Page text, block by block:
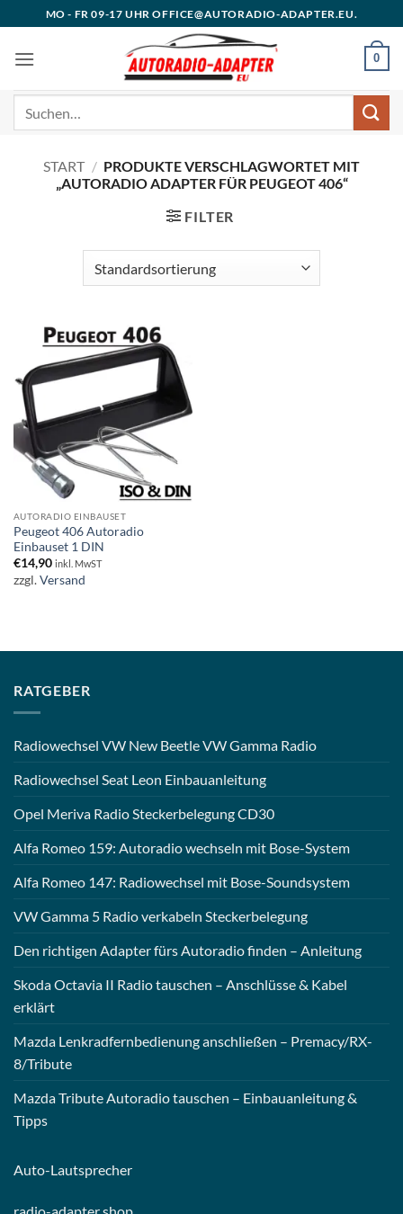
Inhalt
springen
MO - FR 09-17 UHR OFFICE@AUTORADIO-ADAPTER.EU.
0
START / PRODUKTE VERSCHLAGWORTET MIT
„AUTORADIO ADAPTER FÜR PEUGEOT 406“
FILTER
AUTORADIO EINBAUSET
Peugeot 406 Autoradio
Einbauset 1 DIN
€14,90 inkl. MwST
zzgl.Versand
RATGEBER
Radiowechsel VW New Beetle VW Gamma Radio
Radiowechsel Seat Leon Einbauanleitung
Opel Meriva Radio Steckerbelegung CD30
Alfa Romeo 159: Autoradio wechseln mit Bose-System
Alfa Romeo 147: Radiowechsel mit Bose-Soundsystem
VW Gamma 5 Radio verkabeln Steckerbelegung
Den richtigen Adapter fürs Autoradio finden – Anleitung
Skoda Octavia II Radio tauschen – Anschlüsse & Kabel
erklärt
Mazda Lenkradfernbedienung anschließen – Premacy/RX-
8/Tribute
Mazda Tribute Autoradio tauschen – Einbauanleitung &
Tipps
Auto-Lautsprecher
radio-adapter shop